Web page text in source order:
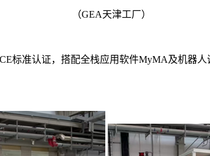
（GEA天津工厂）
标准认证，搭配全栈应用软件MyMA及机器